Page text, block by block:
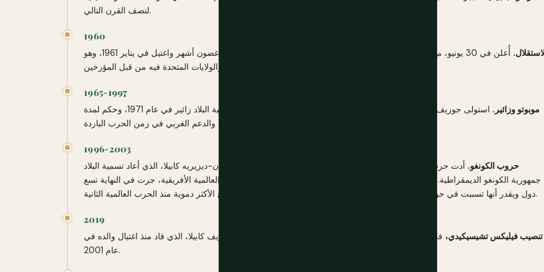
لنصف القرن التالي.
1960
أُعلن في 30 يونيو، مع باتريس لومومبا كأول رئيس وزراء للبلاد؛ تمت الإطاحة به في غضون أشهر واغتيل في يناير 1961، وهو
1965-1997
موبوتو وزائير.
استولى جوزيف-ديزيريه موبوتو على السلطة في انقلاب عام 1965، وأعاد تسمية البلاد زائير في عام 1971، وحكم لمدة
1996-2003
حروب الكونغو.
أدت حرب الكونغو الأولى (1996-97) إلى الإطاحة بموبوتو وتنصيب لوران-ديزيريه كابيلا، الذي أعاد تسمية البلاد
جمهورية الكونغو الديمقراطية. حرب الكونغو الثانية (1998-2003)، التي تسمى أحيانًا الحرب العالمية الأفريقية، جرت في النهاية تسع
دول ويقدر أنها تسببت في حوالي 5.4 مليون وفاة من النزاع والأسباب ذات الصلة، وهو النزاع الأكثر دموية منذ الحرب العالمية الثانية.
2019
تنصيب فيليكس تشيسيكيدي، في أول انتقال سلمي للسلطة في البلاد منذ الاستقلال، خلفًا لجوزيف كابيلا، الذي قاد منذ اغتيال والده في
عام 2001.